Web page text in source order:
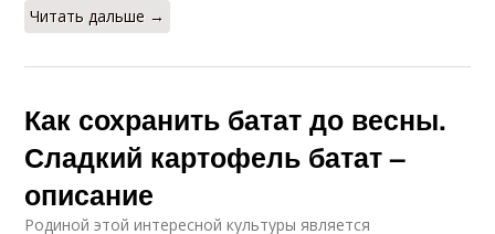
Читать дальше →
Как сохранить батат до весны.
Сладкий картофель батат –
описание
Родиной этой интересной культуры является